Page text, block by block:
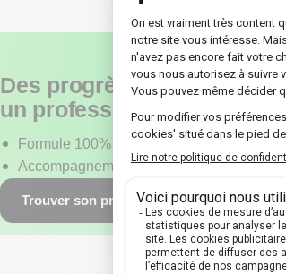
Des progrès en classe
un professeur particulier
Formule 100% personnalisée
Accompagnement pédagogique
Trouver son professeur 🎁Cours